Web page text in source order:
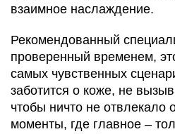
взаимное наслаждение.
Рекомендованный
проверенный временем,
самых чувственных
заботится о коже, не
чтобы ничто не отвлекало
моменты, где главное –